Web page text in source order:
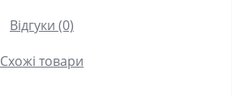
Відгуки (0)
Схожі товари